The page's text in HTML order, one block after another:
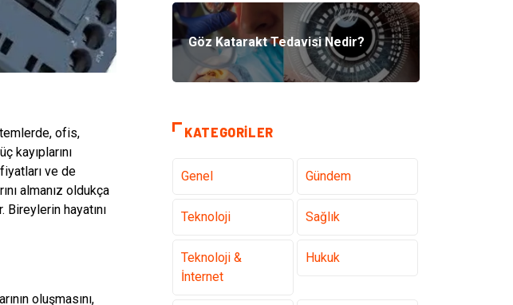
ofis,
kayıplarını
ve de
almanız oldukça
hayatını
oluşmasını,
Göz Katarakt Tedavisi Nedir?
KATEGORILER
Genel Gündem
Teknoloji Sağlık
Teknoloji &
İnternet
Hukuk